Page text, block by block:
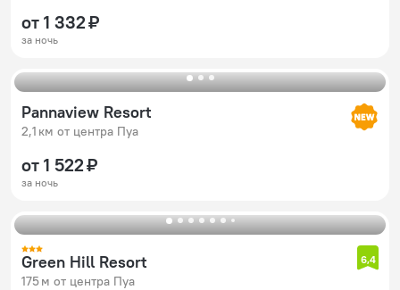
от 1 332 ₽
за ночь
Pannaview Resort
2,1 км от центра Пуа
от 1 522 ₽
за ночь
Green Hill Resort
175 м от центра Пуа
6,4